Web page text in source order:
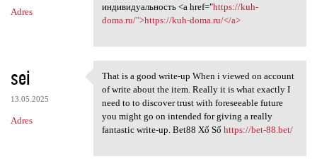
Adres
индивидуальность <a href="https://kuh-
doma.ru/">https://kuh-doma.ru/</a>
sei
13.05.2025
Adres
That is a good write-up When
That is a good write-up When i viewed on account
of write about the item. Really it is what exactly I
need to to discover trust with foreseeable future
you might go on intended for giving a really
fantastic write-up. Bet88 Xổ Số https://bet-88.bet/